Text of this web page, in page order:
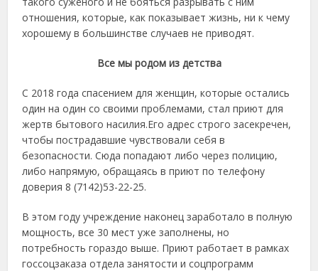
отношения, которые, как показывает жизнь, ни к чему
хорошему в большинстве случаев не приводят.
Все мы родом из детства
С 2018 года спасением для женщин, которые остались
один на один со своими проблемами, стал приют для
жертв бытового насилия.Его адрес строго засекречен,
чтобы пострадавшие чувствовали себя в
безопасности. Сюда попадают либо через полицию,
либо напрямую, обращаясь в приют по телефону
доверия 8 (7142)53-22-25.
В этом году учреждение наконец заработало в полную
мощность, все 30 мест уже заполнены, но
потребность гораздо выше. Приют работает в рамках
госсоцзаказа отдела занятости и соцпрограмм